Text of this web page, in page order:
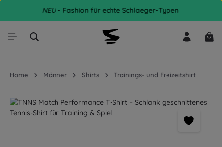
Zum Hauptinhalt springen
NEU- Fashion für echte Schlaeger-Typen
Home Männer Shirts Trainings- und Freizeitshirt
Bildergalerie überspringen